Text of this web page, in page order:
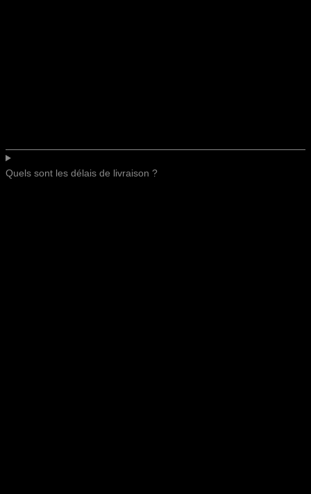
Quels sont les délais de livraison ?